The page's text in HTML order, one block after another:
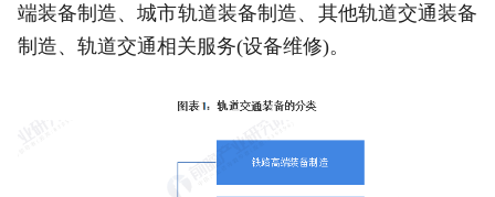
端装备制造、城市轨道装备制造、其他轨道交通装备
制造、轨道交通相关服务(设备维修)。